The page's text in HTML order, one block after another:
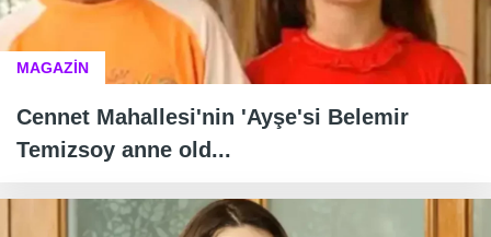
MAGAZİN
Cennet Mahallesi'nin 'Ayşe'si Belemir
Temizsoy anne old...